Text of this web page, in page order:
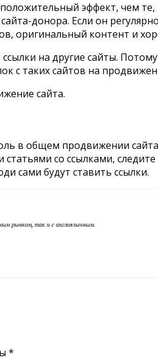
эффект, чем
донора. Если он
оригинальный контент и
на другие сайты.
с таких сайтов на
сайта.
в общем продвижении
со ссылками,
сами будут ставить ссылки.
рынком, так и с англоязычным.
*